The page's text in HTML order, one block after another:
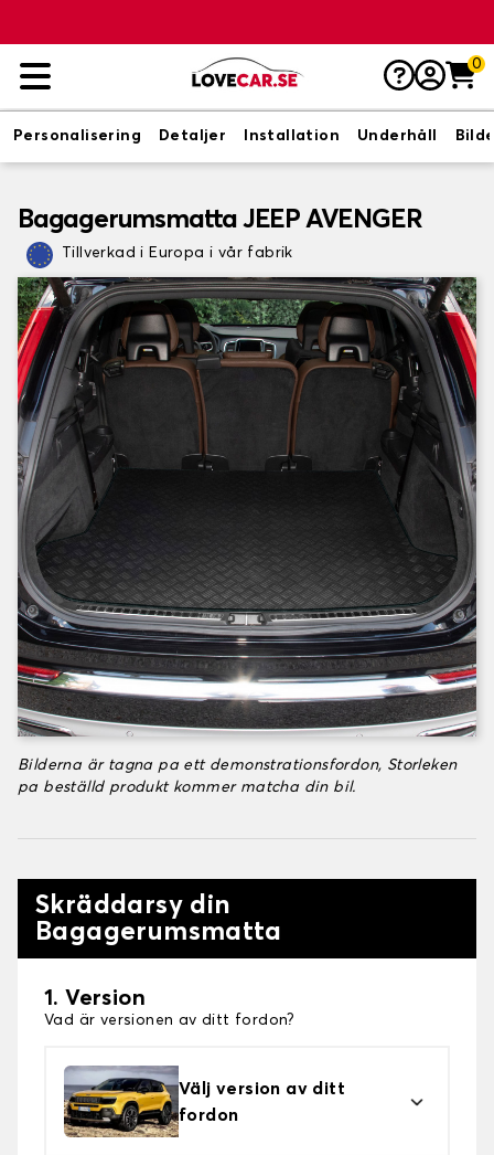
0
Personalisering Detaljer Installation Underhåll
Bagagerumsmatta JEEP AVENGER
Tillverkad i Europa i vår fabrik
Bilderna är tagna pa ett demonstrationsfordon, Storleken
pa beställd produkt kommer matcha din bil.
Skräddarsy din
Bagagerumsmatta
1. Version
Vad är versionen av ditt fordon?
Välj version av ditt
fordon